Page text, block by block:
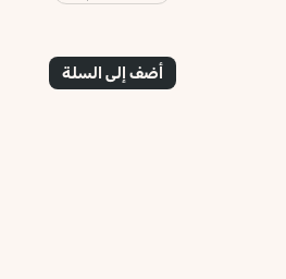
أضف إلى السلة